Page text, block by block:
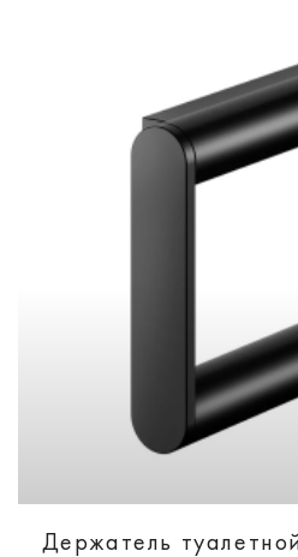
Держатель